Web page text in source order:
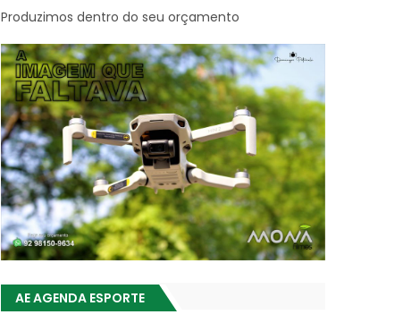
Produzimos dentro do seu orçamento
AE AGENDA ESPORTE